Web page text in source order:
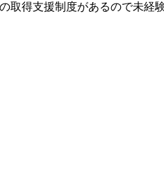
得支援制度があるので未経